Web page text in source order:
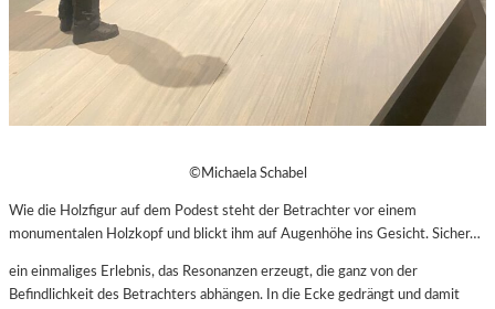
©Michaela Schabel
Wie die Holzfigur auf dem Podest steht der Betrachter vor einem
monumentalen Holzkopf und blickt ihm auf Augenhöhe ins Gesicht. Sicher…
ein einmaliges Erlebnis, das Resonanzen erzeugt, die ganz von der
Befindlichkeit des Betrachters abhängen. In die Ecke gedrängt und damit